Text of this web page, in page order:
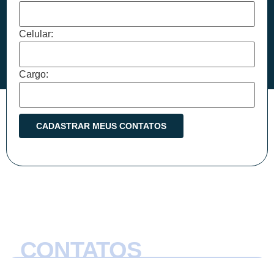
Celular:
Cargo:
CONTATOS